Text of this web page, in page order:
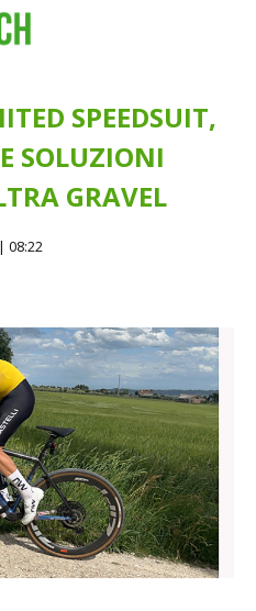
SPEEDSUIT,
SOLUZIONI
GRAVEL
08:22